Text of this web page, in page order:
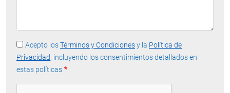
Acepto losTérminos y Condicionesy la Política de
Privacidad, incluyendo los consentimientos detallados en
estas políticas